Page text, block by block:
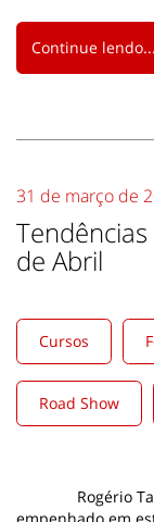
Continue lendo...
31 de março de
de Abril
Cursos
Road Show
Rogério